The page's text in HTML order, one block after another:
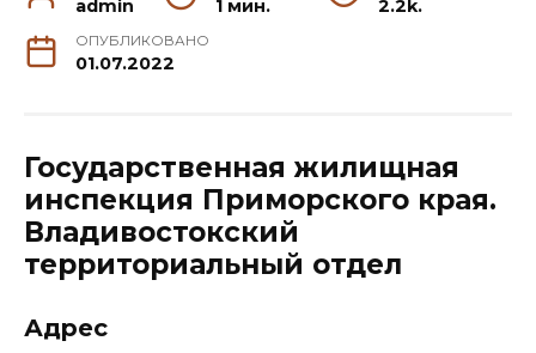
admin 1 мин. 2.2k.
ОПУБЛИКОВАНО
01.07.2022
Государственная жилищная
инспекция Приморского края.
Владивостокский
территориальный отдел
Адрес